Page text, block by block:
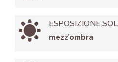
ESPOSIZIONE
mezz’ombra